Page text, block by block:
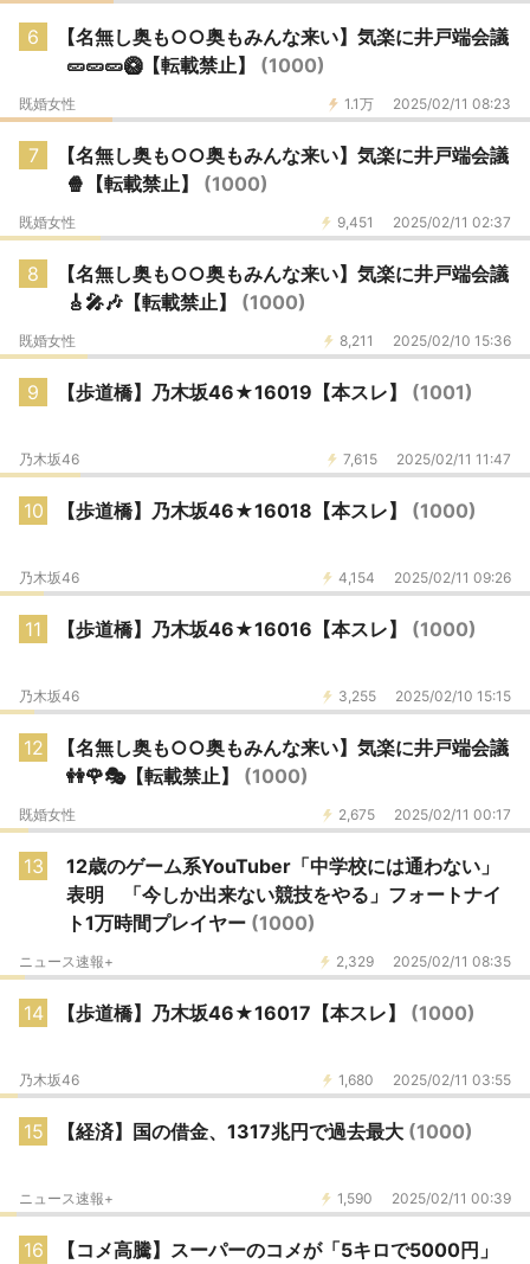
6
【名無し奥も○○奥もみんな来い】気楽に井戸端会議
🥒🥒🥒🥝【転載禁止】 (1000)
1.1万 2025/02/11 08:23
既婚女性
7
【名無し奥も○○奥もみんな来い】気楽に井戸端会議
🍿【転載禁止】 (1000)
9,451 2025/02/11 02:37
既婚女性
8
【名無し奥も○○奥もみんな来い】気楽に井戸端会議
🎸🎤🎶【転載禁止】 (1000)
8,211 2025/02/10 15:36
既婚女性
9 【歩道橋】乃木坂46★16019【本スレ】 (1001)
7,615 2025/02/11 11:47
乃木坂46
10 【歩道橋】乃木坂46★16018【本スレ】 (1000)
4,154 2025/02/11 09:26
乃木坂46
11 【歩道橋】乃木坂46★16016【本スレ】 (1000)
3,255 2025/02/10 15:15
乃木坂46
12
【名無し奥も○○奥もみんな来い】気楽に井戸端会議
👭🌹🎭️【転載禁止】 (1000)
2,675 2025/02/11 00:17
既婚女性
13
12歳のゲーム系YouTuber「中学校には通わない」
表明 「今しか出来ない競技をやる」フォートナイ
ト1万時間プレイヤー (1000)
2,329 2025/02/11 08:35
ニュース速報+
14 【歩道橋】乃木坂46★16017【本スレ】 (1000)
1,680 2025/02/11 03:55
乃木坂46
15 【経済】国の借金、1317兆円で過去最大 (1000)
1,590 2025/02/11 00:39
ニュース速報+
16
【コメ高騰】スーパーのコメが「5キロで5000円」